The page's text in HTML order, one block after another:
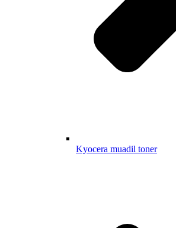
Kyocera muadil toner